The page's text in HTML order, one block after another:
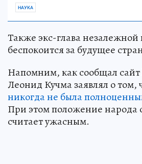
НАУКА
Также экс-глава незалежной
беспокоится за будущее
Напомним, как сообщал
Леонид Кучма заявлял о том,
никогда не была
При этом положение народа
считает ужасным.